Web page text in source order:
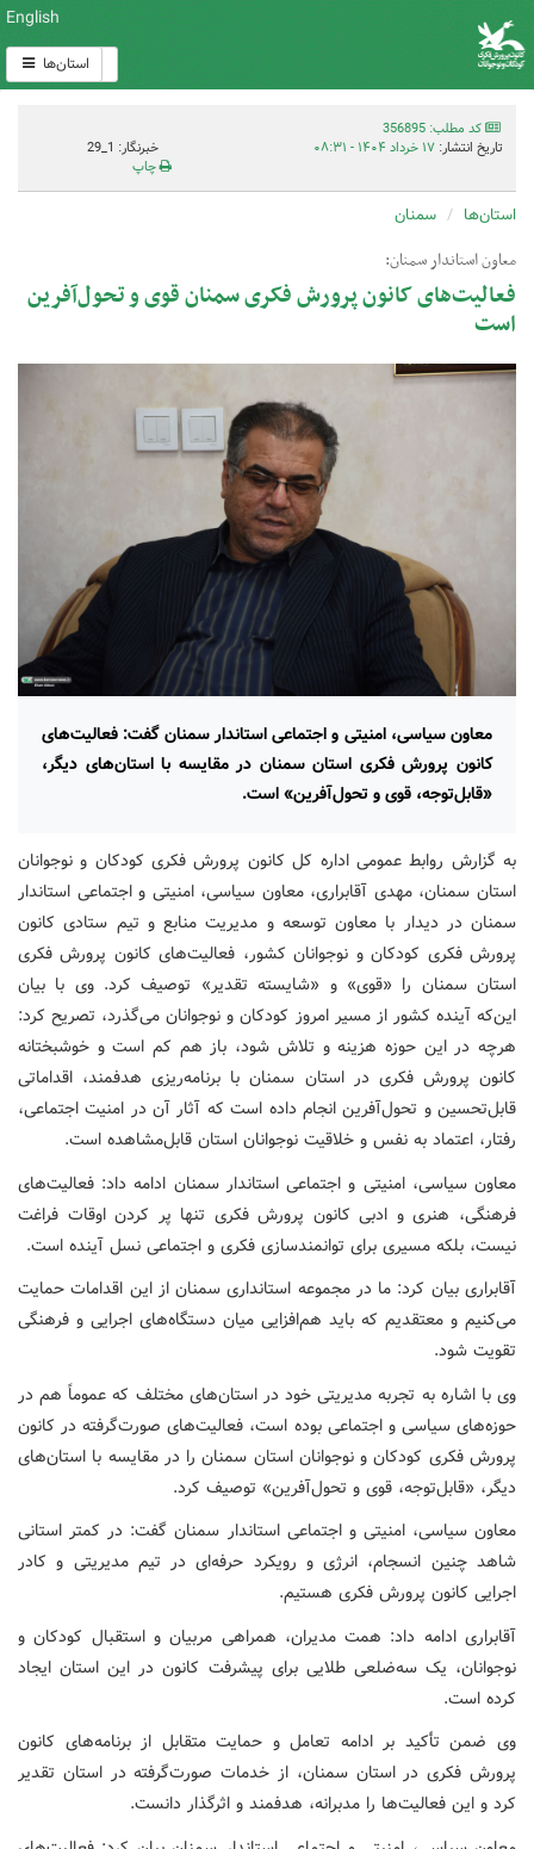
English
استان‌ها
کد مطلب: 356895
تاریخ انتشار: ۱۷ خرداد ۱۴۰۴ - ۰۸:۳۱
خبرنگار: 1_29
چاپ
استان‌ها سمنان
معاون استاندار سمنان:
فعالیت‌های کانون پرورش فکری سمنان قوی و تحول‌آفرین
است
معاون سیاسی، امنیتی و اجتماعی استاندار سمنان گفت: فعالیت‌های
کانون پرورش فکری استان سمنان در مقایسه با استان‌های دیگر،
«قابل‌توجه، قوی و تحول‌آفرین» است.
به گزارش روابط عمومی اداره کل کانون پرورش فکری کودکان و نوجوانان
استان سمنان، مهدی آقابراری، معاون سیاسی، امنیتی و اجتماعی استاندار
سمنان در دیدار با معاون توسعه و مدیریت منابع و تیم ستادی کانون
پرورش فکری کودکان و نوجوانان کشور، فعالیت‌های کانون پرورش فکری
استان سمنان را «قوی» و «شایسته تقدیر» توصیف کرد. وی با بیان
این‌که آینده کشور از مسیر امروز کودکان و نوجوانان می‌گذرد، تصریح کرد:
هرچه در این حوزه هزینه و تلاش شود، باز هم کم است و خوشبختانه
کانون پرورش فکری در استان سمنان با برنامه‌ریزی هدفمند، اقداماتی
قابل‌تحسین و تحول‌آفرین انجام داده است که آثار آن در امنیت اجتماعی،
رفتار، اعتماد به نفس و خلاقیت نوجوانان استان قابل‌مشاهده است.
معاون سیاسی، امنیتی و اجتماعی استاندار سمنان ادامه داد: فعالیت‌های
فرهنگی، هنری و ادبی کانون پرورش فکری تنها پر کردن اوقات فراغت
نیست، بلکه مسیری برای توانمندسازی فکری و اجتماعی نسل آینده است.
آقابراری بیان کرد: ما در مجموعه استانداری سمنان از این اقدامات حمایت
می‌کنیم و معتقدیم که باید هم‌افزایی میان دستگاه‌های اجرایی و فرهنگی
تقویت شود.
وی با اشاره به تجربه مدیریتی خود در استان‌های مختلف که عموماً هم در
حوزه‌های سیاسی و اجتماعی بوده است، فعالیت‌های صورت‌گرفته در کانون
پرورش فکری کودکان و نوجوانان استان سمنان را در مقایسه با استان‌های
دیگر، «قابل‌توجه، قوی و تحول‌آفرین» توصیف کرد.
معاون سیاسی، امنیتی و اجتماعی استاندار سمنان گفت: در کمتر استانی
شاهد چنین انسجام، انرژی و رویکرد حرفه‌ای در تیم مدیریتی و کادر
اجرایی کانون پرورش فکری هستیم.
آقابراری ادامه داد: همت مدیران، همراهی مربیان و استقبال کودکان و
نوجوانان، یک سه‌ضلعی طلایی برای پیشرفت کانون در این استان ایجاد
کرده است.
وی ضمن تأکید بر ادامه تعامل و حمایت متقابل از برنامه‌های کانون
پرورش فکری در استان سمنان، از خدمات صورت‌گرفته در استان تقدیر
کرد و این فعالیت‌ها را مدبرانه، هدفمند و اثرگذار دانست.